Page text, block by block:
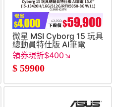
微星 MSI Cyborg 15 玩具
總動員特仕版 AI筆電
15.6&#034; (i5-
8G&#47;W11)
領券現折$400↘
$ 59900